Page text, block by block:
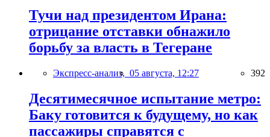
Тучи над президентом Ирана:
отрицание отставки обнажило
борьбу за власть в Тегеране
Экспресс-анализ, 05 августа, 12:27 392
Десятимесячное испытание метро:
Баку готовится к будущему, но как
пассажиры справятся с